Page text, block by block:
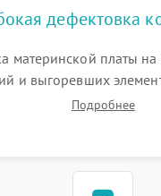
дефектовка
материнской платы на
и выгоревших
тестирование
Подробнее